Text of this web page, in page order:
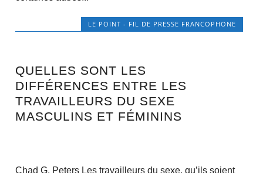
LE POINT - FIL DE PRESSE FRANCOPHONE
QUELLES SONT LES
DIFFÉRENCES ENTRE LES
TRAVAILLEURS DU SEXE
MASCULINS ET FÉMININS
Chad G. Peters Les travailleurs du sexe, qu’ils soient